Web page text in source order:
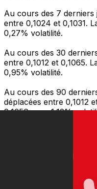
Au cours des 7
entre 0,1024 et 0,1031.
0,27% volatilité.
Au cours des 30
entre 0,1012 et 0,1065.
0,95% volatilité.
Au cours des 90
déplacées entre 0,1012
0,1056 avec 1,12%
êtes en déplacement
L'application Xe réunit